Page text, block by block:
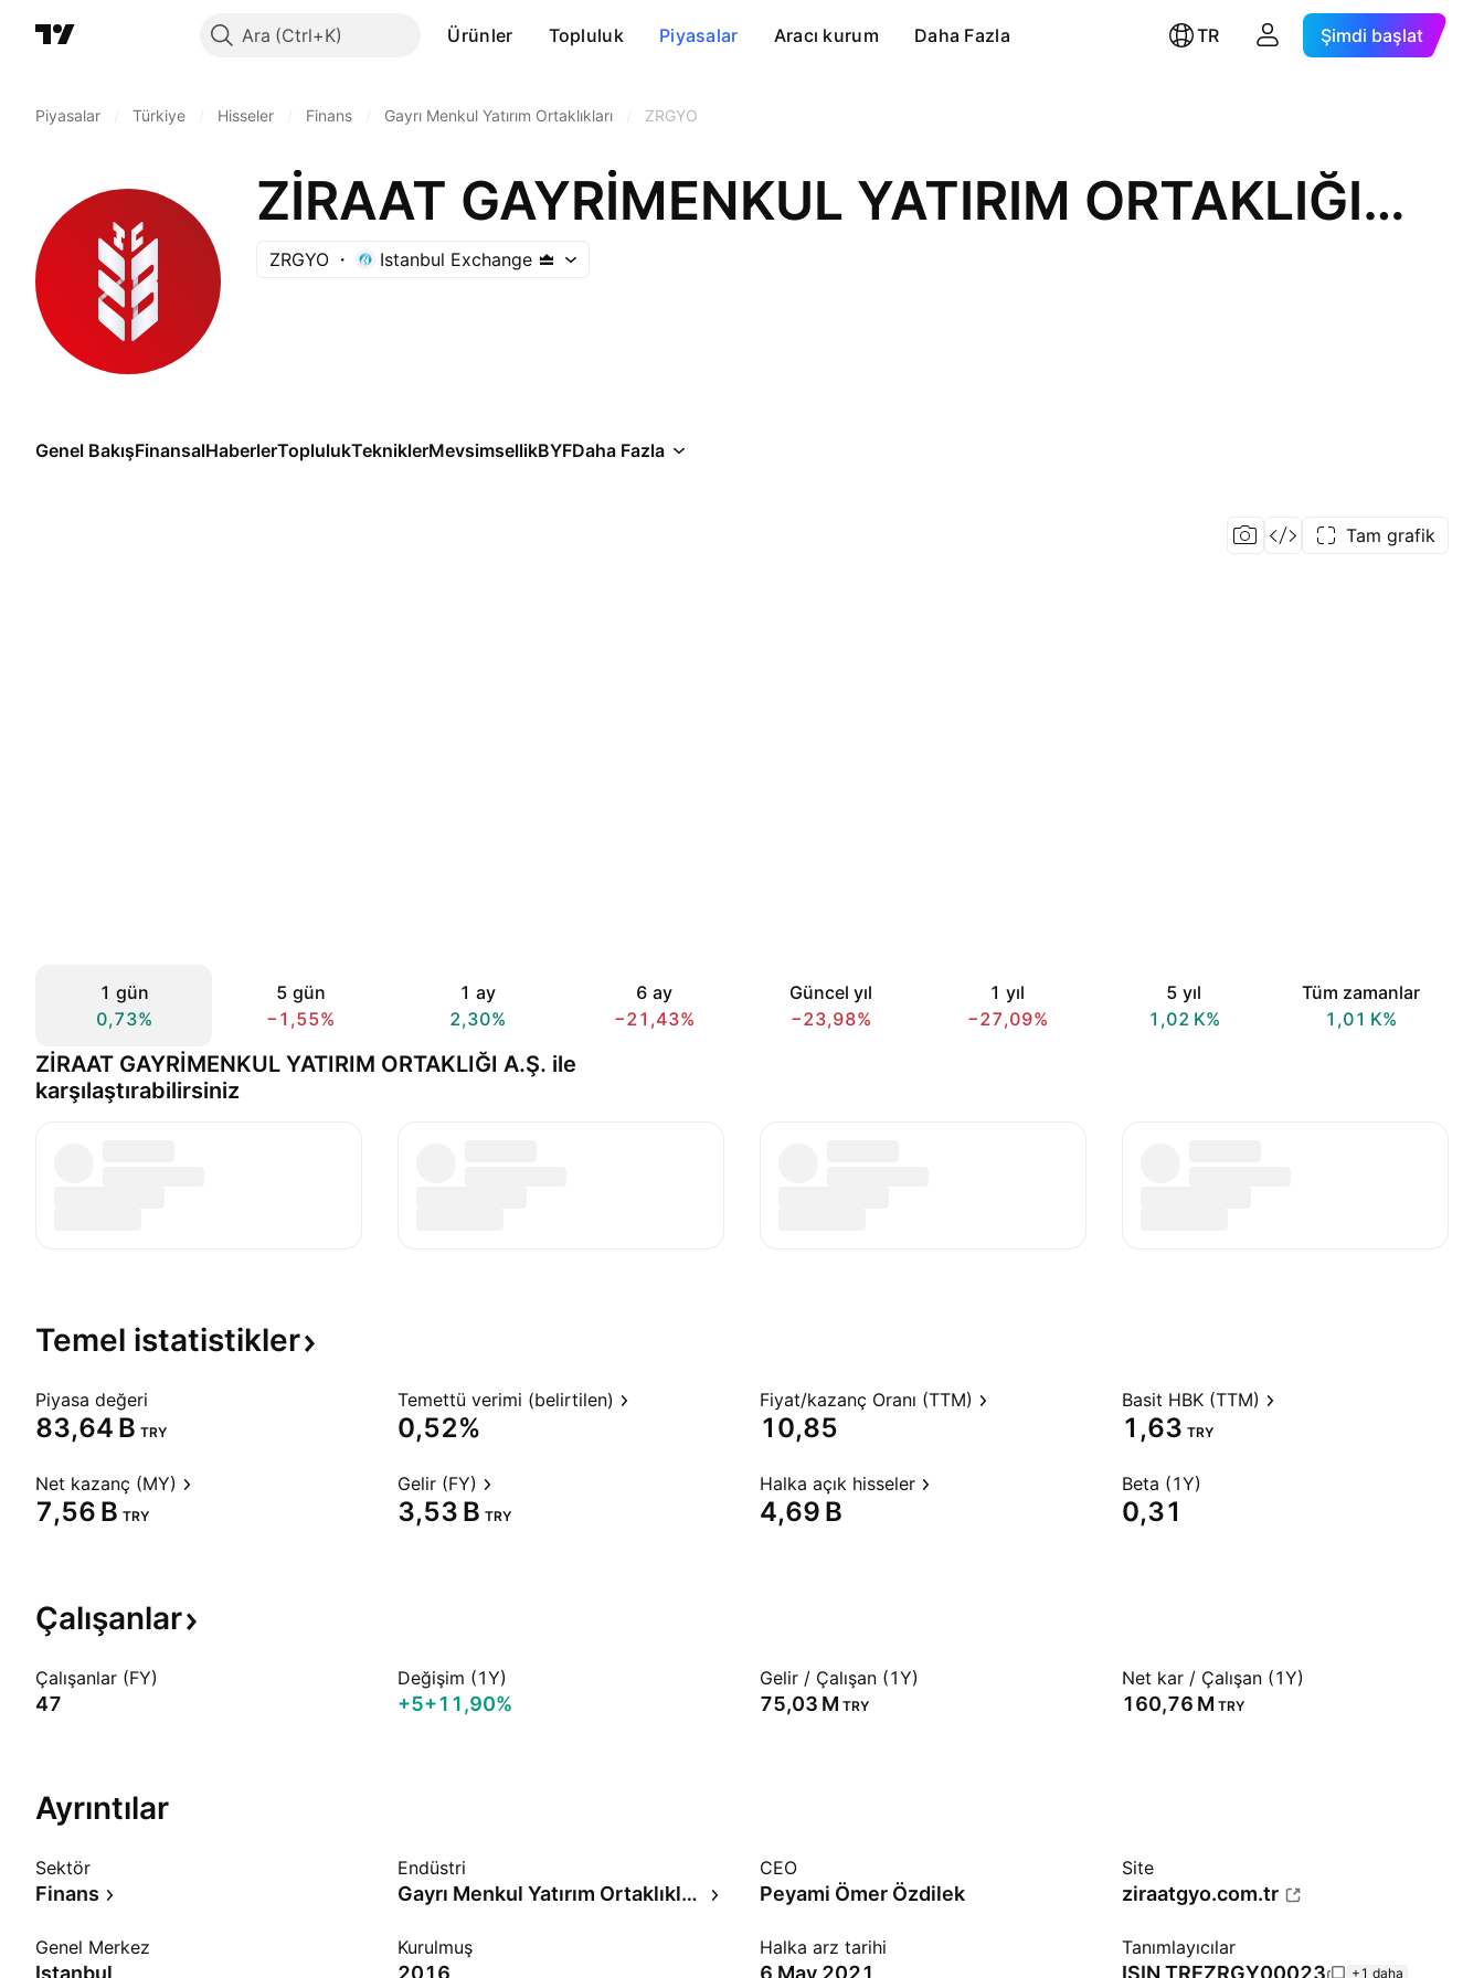
Ara Ürünler Topluluk Piyasalar Aracı kurum Daha Fazla TR Şimdi başlat
Piyasalar Türkiye Hisseler Finans Gayrı Menkul Yatırım Ortaklıkları ZRGYO
ZİRAAT GAYRİMENKUL YATIRIM ORTAKLIĞI A.Ş.
ZRGYO Istanbul Exchange
Genel BakışFinansalHaberlerToplulukTekniklerMevsimsellikBYFDaha Fazla
Tam grafik
1 gün
0,73%
5 gün
−1,55%
1 ay
2,30%
6 ay
−21,43%
Güncel yıl
−23,98%
1 yıl
−27,09%
5 yıl
‪1,02 K‬%
Tüm zamanlar
‪1,01 K‬%
ZİRAAT GAYRİMENKUL YATIRIM ORTAKLIĞI A.Ş. ile
karşılaştırabilirsiniz
Temel istatistikler
Piyasa değeri
‪83,64 B‬ TRY
Temettü verimi (belirtilen)
0,52%
Fiyat/kazanç Oranı (TTM)
10,85
Basit HBK (TTM)
1,63 TRY
Net kazanç (MY)
‪7,56 B‬ TRY
Gelir (FY)
‪3,53 B‬ TRY
Halka açık hisseler
‪4,69 B‬
Beta (1Y)
0,31
Çalışanlar
Çalışanlar (FY)
47
Değişim (1Y)
+5+11,90%
Gelir / Çalışan (1Y)
‪75,03 M‬ TRY
Net kar / Çalışan (1Y)
‪160,76 M‬ TRY
Ayrıntılar
Sektör
Finans
Endüstri
Gayrı Menkul Yatırım Ortaklıkları
CEO
Peyami Ömer Özdilek
Site
ziraatgyo.com.tr
Genel Merkez
Istanbul
Kurulmuş
2016
Halka arz tarihi
6 May 2021
Tanımlayıcılar
ISIN TREZRGY00023 +1 daha